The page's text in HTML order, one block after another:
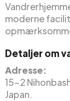
moderne
Detaljer om
Adresse:
15-2
Japan.